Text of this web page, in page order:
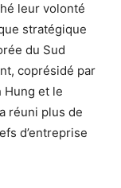
leur volonté
stratégique
du Sud
coprésidé par
Hung et le
réuni plus de
d’entreprise